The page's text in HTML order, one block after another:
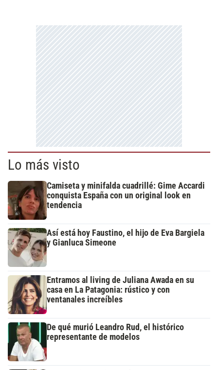
Lo más visto
Camiseta y minifalda cuadrillé: Gime Accardi
conquista España con un original look en
tendencia
Así está hoy Faustino, el hijo de Eva Bargiela
y Gianluca Simeone
Entramos al living de Juliana Awada en su
casa en La Patagonia: rústico y con
ventanales increíbles
De qué murió Leandro Rud, el histórico
representante de modelos